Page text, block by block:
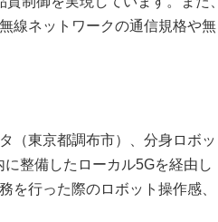
線ネットワークの通信規格や無
（東京都調布市）、分身ロボッ
整備したローカル5Gを経由し
を行った際のロボット操作感、